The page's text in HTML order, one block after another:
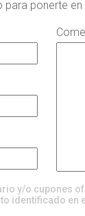
para ponerte
y/o cupones
identificado en